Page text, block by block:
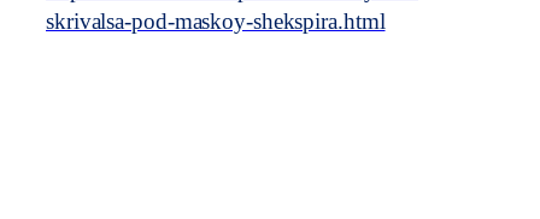
skrivalsa-pod-maskoy-shekspira.html